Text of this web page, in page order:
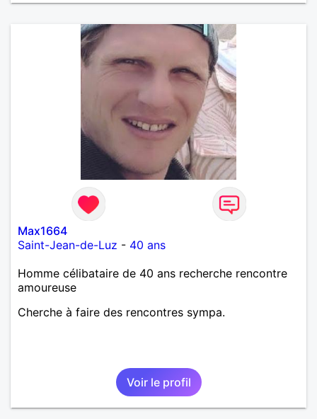
Max1664
Saint-Jean-de-Luz - 40 ans
Homme célibataire de 40 ans recherche rencontre
amoureuse
Cherche à faire des rencontres sympa.
Voir le profil